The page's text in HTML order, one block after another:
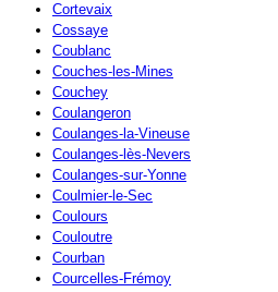
Cortevaix
Cossaye
Coublanc
Couches-les-Mines
Couchey
Coulangeron
Coulanges-la-Vineuse
Coulanges-lès-Nevers
Coulanges-sur-Yonne
Coulmier-le-Sec
Coulours
Couloutre
Courban
Courcelles-Frémoy